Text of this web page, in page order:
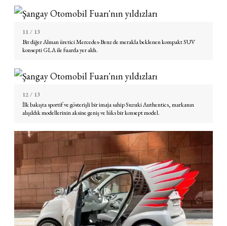
11 / 13
Bir diğer Alman üretici Mercedes-Benz de merakla beklenen kompakt SUV
konsepti GLA ile fuarda yer aldı.
12/ 13
İlk bakışta sportif ve gösterişli bir imaja sahip Suzuki Authentics, markanın
alışıldık modellerinin aksine geniş ve lüks bir konsept model.